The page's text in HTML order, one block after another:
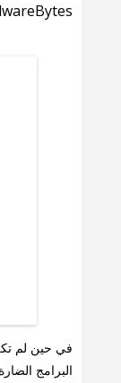
البرامج